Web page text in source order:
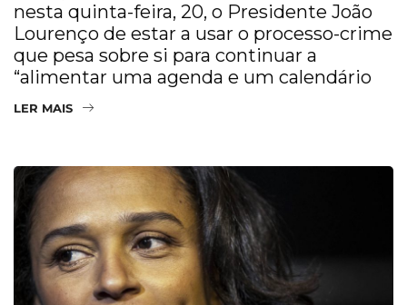
nesta quinta-feira, 20, o Presidente João
Lourenço de estar a usar o processo-crime
que pesa sobre si para continuar a
“alimentar uma agenda e um calendário
LER MAIS